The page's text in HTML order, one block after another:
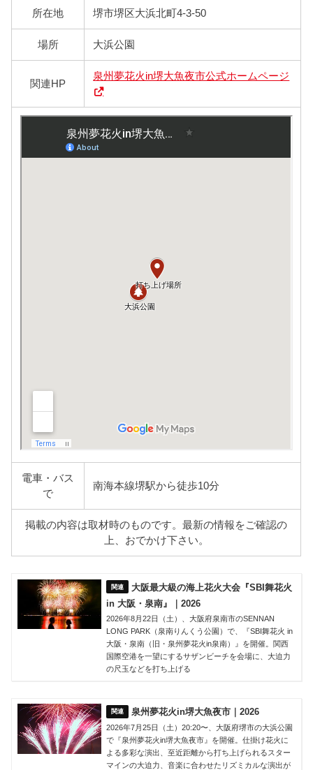
所在地 堺市堺区大浜北町4-3-50
場所 大浜公園
関連HP
泉州夢花火in堺大魚夜市公式ホームページ
電車・バス
で
南海本線堺駅から徒歩10分
掲載の内容は取材時のものです。最新の情報をご確認の
上、おでかけ下さい。
大阪最大級の海上花火大会『SBI舞花火
in 大阪・泉南』｜2026
2026年8月22日（土）、大阪府泉南市のSENNAN
LONG PARK（泉南りんくう公園）で、『SBI舞花火 in
大阪・泉南（旧・泉州夢花火in泉南）』を開催。関西
国際空港を一望にするサザンビーチを会場に、大迫力
の尺玉などを打ち上げる
泉州夢花火in堺大魚夜市｜2026
2026年7月25日（土）20:20〜、大阪府堺市の大浜公園
で『泉州夢花火in堺大魚夜市』を開催。仕掛け花火に
よる多彩な演出、至近距離から打ち上げられるスター
マインの大迫力、音楽に合わせたリズミカルな演出が